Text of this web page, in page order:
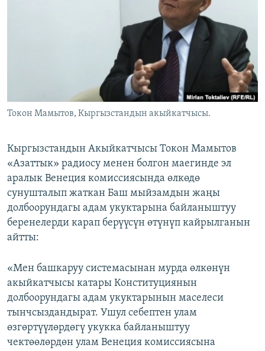
ЭЕ/АРнун бардык сайттары
Токон Мамытов, Кыргызстандын акыйкатчысы.
Кыргызстандын Акыйкатчысы Токон Мамытов
«Азаттык» радиосу менен болгон маегинде эл
аралык Венеция комиссиясында өлкөдө
сунушталып жаткан Баш мыйзамдын жаңы
долбоорундагы адам укуктарына байланыштуу
беренелерди карап берүүсүн өтүнүп кайрылганын
айтты:
«Мен башкаруу системасынан мурда өлкөнүн
акыйкатчысы катары Конституциянын
долбоорундагы адам укуктарынын маселеси
тынчсыздандырат. Ушул себептен улам
өзгөртүүлөрдөгү укукка байланыштуу
чектөөлөрдөн улам Венеция комиссиясына